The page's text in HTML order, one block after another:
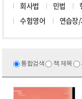
회사법
민법
수험영어
연습장
통합검색 책 제목